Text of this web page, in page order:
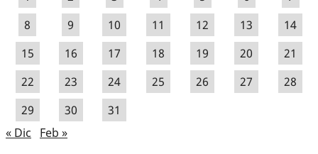
8
9 10 11 12 13
14
15
16 17 18 19 20
21
22
23 24 25 26 27
28
29
30
31
« Dic
Feb »